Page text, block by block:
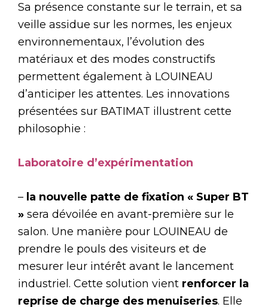
Sa présence constante sur le terrain, et sa
veille assidue sur les normes, les enjeux
environnementaux, l’évolution des
matériaux et des modes constructifs
permettent également à LOUINEAU
d’anticiper les attentes. Les innovations
présentées sur BATIMAT illustrent cette
philosophie :
Laboratoire d’expérimentation
– la nouvelle patte de fixation « Super BT
» sera dévoilée en avant-première sur le
salon. Une manière pour LOUINEAU de
prendre le pouls des visiteurs et de
mesurer leur intérêt avant le lancement
industriel. Cette solution vient renforcer la
reprise de charge des menuiseries. Elle